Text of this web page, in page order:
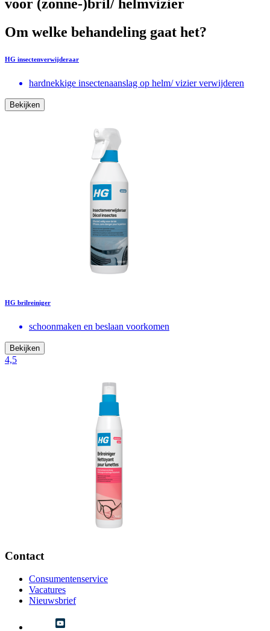
voor (zonne-)bril/ helmvizier
Om welke behandeling gaat het?
HG insectenverwijderaar
hardnekkige insectenaanslag op helm/ vizier verwijderen
Bekijken
HG brilreiniger
schoonmaken en beslaan voorkomen
Bekijken
4,5
Contact
Consumentenservice
Vacatures
Nieuwsbrief